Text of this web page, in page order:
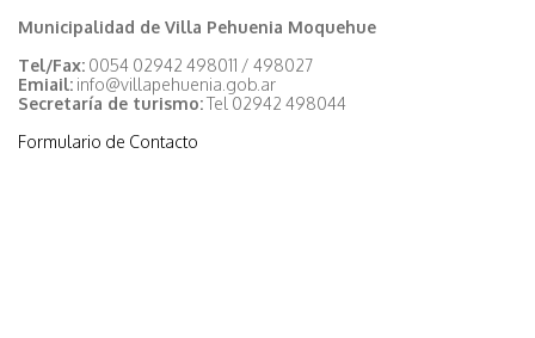
Municipalidad de Villa Pehuenia Moquehue
Tel/Fax: 0054 02942 498011 / 498027
Emiail: info@villapehuenia.gob.ar
Secretaría de turismo:Tel 02942 498044
Formulario de Contacto